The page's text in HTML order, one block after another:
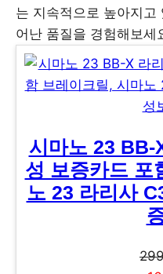
는 지속적으로 높아지고
어난 품질을 경험해보세
시마노 23 BB-
성 보증카드 포
노 23 라리사